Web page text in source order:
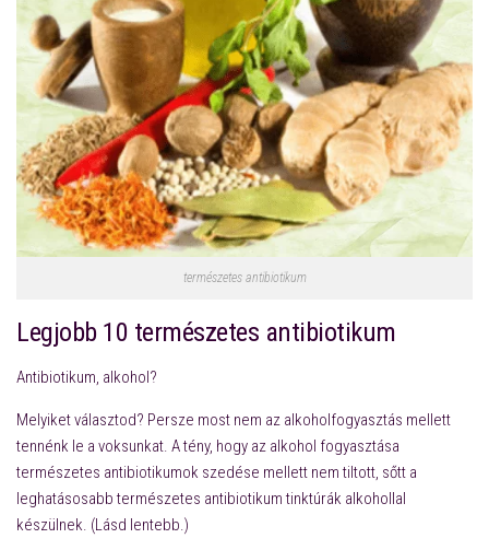
természetes antibiotikum
Legjobb 10 természetes antibiotikum
Antibiotikum, alkohol?
Melyiket választod? Persze most nem az alkoholfogyasztás mellett
tennénk le a voksunkat. A tény, hogy az alkohol fogyasztása
természetes antibiotikumok szedése mellett nem tiltott, sőtt a
leghatásosabb természetes antibiotikum tinktúrák alkohollal
készülnek. (Lásd lentebb.)